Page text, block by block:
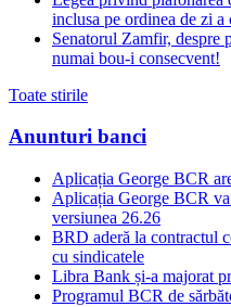
inclusa pe ordinea de zi
Senatorul Zamfir, despre
numai bou-i consecvent!
Toate stirile
Anunturi banci
Aplicația George BCR
Aplicația George BCR
versiunea 26.26
BRD aderă la contractul
cu sindicatele
Libra Bank și-a majorat
Programul BCR de